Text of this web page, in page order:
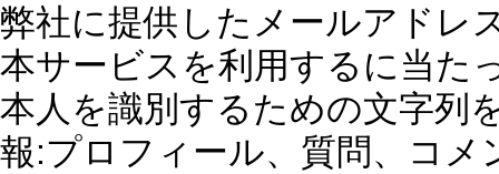
弊社に提供したメールアドレ
本サービスを利用するに当た
本人を識別するための文字列
報:プロフィール、質問、コメ